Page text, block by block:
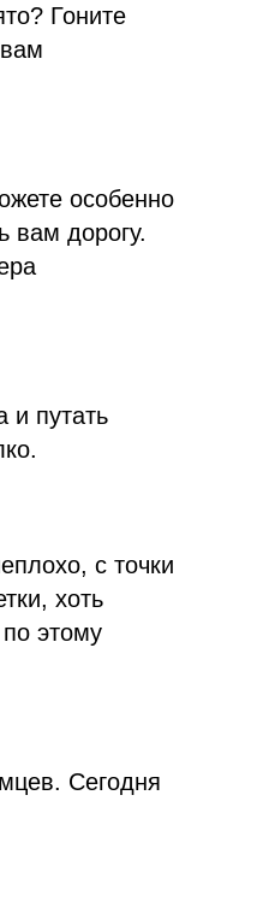
Гоните
особенно
вам дорогу.
и путать
с точки
хоть
этому
Сегодня